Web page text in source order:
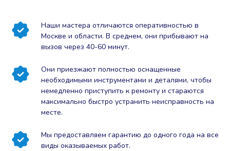
Наши мастера отличаются оперативностью в
Москве и области. В среднем, они прибывают на
вызов через 40-60 минут.
Они приезжают полностью оснащенные
необходимыми инструментами и деталями, чтобы
немедленно приступить к ремонту и стараются
максимально быстро устранить неисправность на
месте.
Мы предоставляем гарантию до одного года на все
виды оказываемых работ.